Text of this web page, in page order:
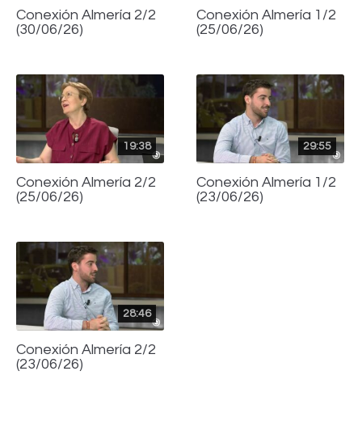
Conexión Almería 2/2
(30/06/26)
Conexión Almería 1/2
(25/06/26)
19:38
Conexión Almería 2/2
(25/06/26)
29:55
Conexión Almería 1/2
(23/06/26)
28:46
Conexión Almería 2/2
(23/06/26)